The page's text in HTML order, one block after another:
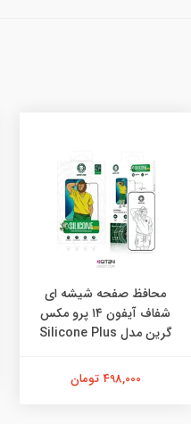
محافظ صفحه شیشه ای
شفاف آیفون ۱۴ پرو مکس
گرین مدل Silicone Plus
498,000 تومان